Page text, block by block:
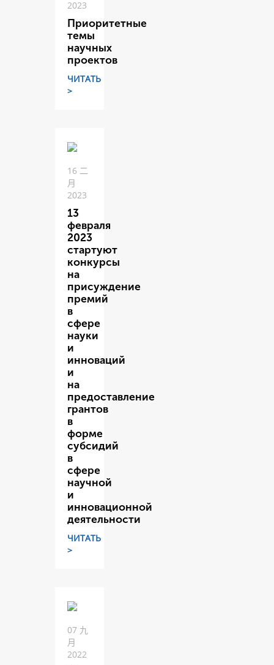
2023
Приоритетные
темы
научных
проектов
ЧИТАТЬ
>
16 二
月
2023
13
февраля
2023
стартуют
конкурсы
на
присуждение
премий
в
сфере
науки
и
инноваций
и
на
предоставление
грантов
в
форме
субсидий
в
сфере
научной
и
инновационной
деятельности
ЧИТАТЬ
>
07 九
月
2022